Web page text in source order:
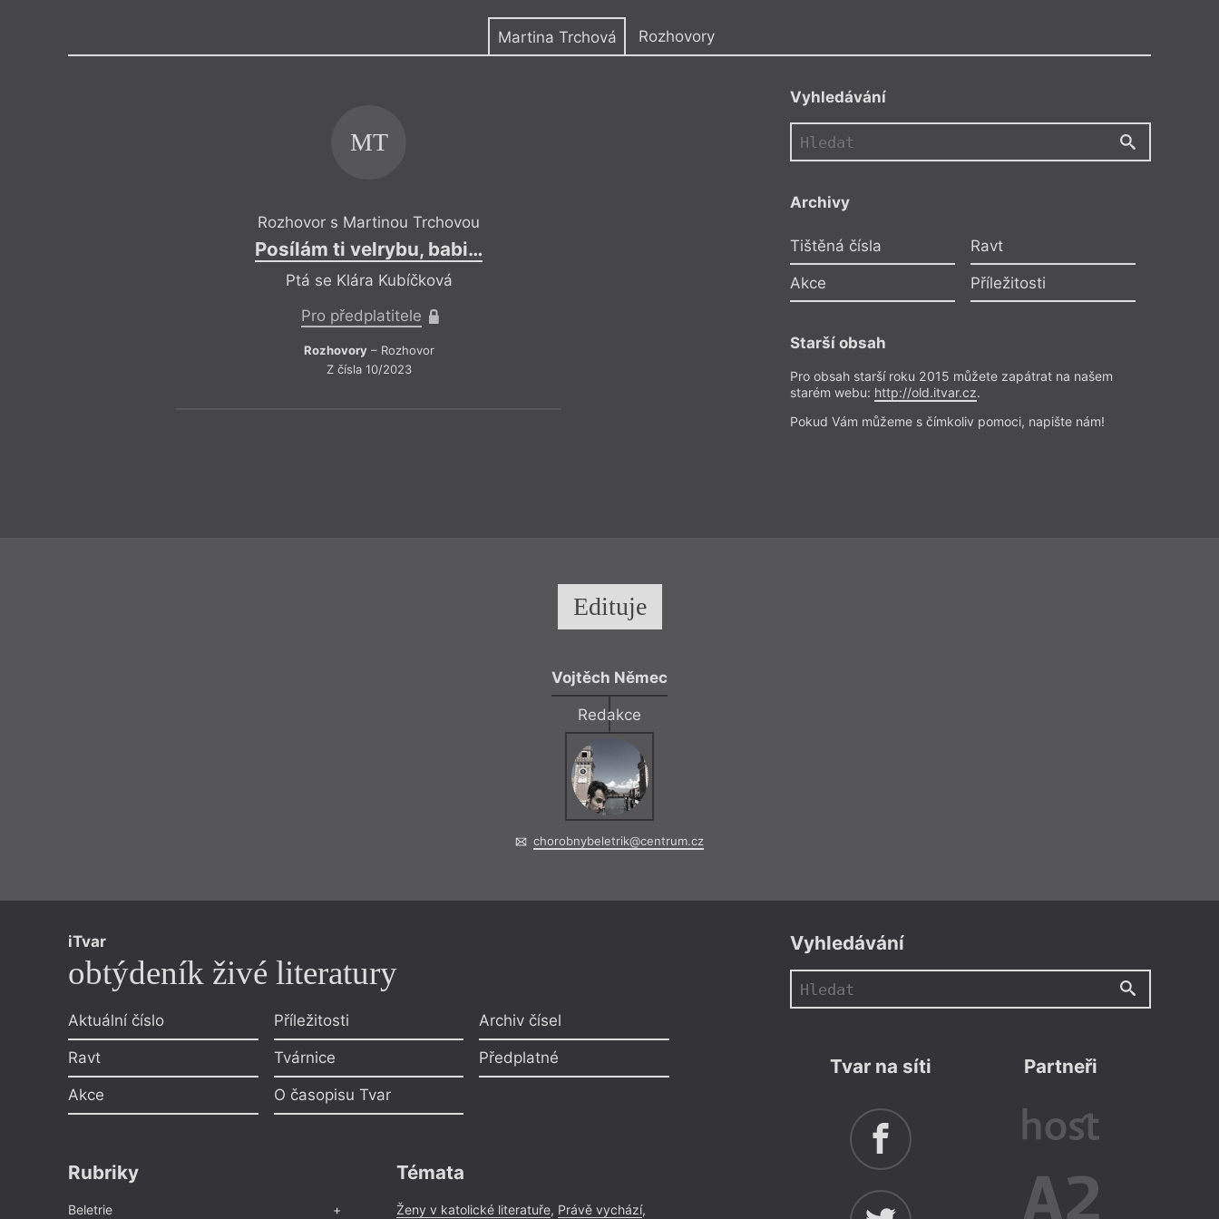
Martina Trchová Rozhovory
MT
Rozhovor s Martinou Trchovou
Posílám ti velrybu, babi…
Ptá se Klára Kubíčková
Pro předplatitele
Rozhovory– Rozhovor
Z čísla 10/2023
MT
Posílám ti velrybu, babi…
Ptá se Klára Kubíčková
– Rozhovor
Z čísla 10/2023
Vyhledávání
Archivy
Tištěná čísla Ravt
Akce Příležitosti
Starší obsah
Pro obsah starší roku 2015 můžete zapátrat na našem
starém webu: http://old.itvar.cz.
Pokud Vám můžeme s čímkoliv pomoci, napište nám!
Edituje
Vojtěch Němec
Redakce
chorobnybeletrik@centrum.cz
iTvar
obtýdeník živé literatury
Aktuální číslo
Ravt
Akce
Příležitosti
Tvárnice
O časopisu Tvar
Archiv čísel
Předplatné
Rubriky
Beletrie
Témata
Ženy v katolické literatuře, Právě vychází,
Vyhledávání
Tvar na síti Partneři